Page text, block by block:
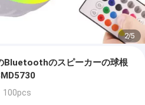
2/5
Bluetoothのスピーカーの球根
100pcs